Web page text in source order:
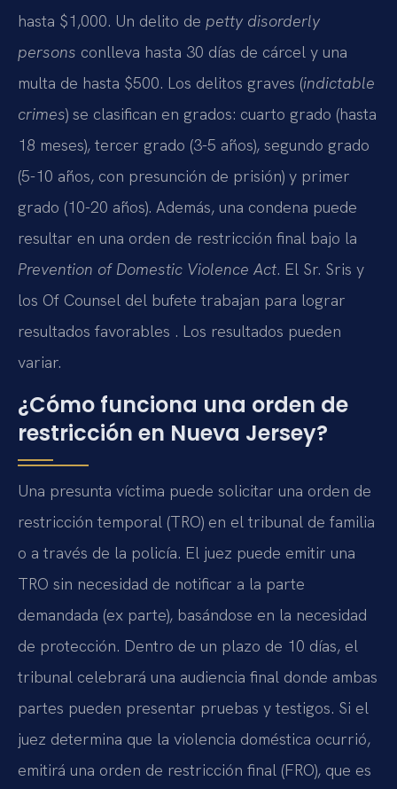
hasta $1,000. Un delito de petty disorderly
persons conlleva hasta 30 días de cárcel y una
multa de hasta $500. Los delitos graves (indictable
crimes) se clasifican en grados: cuarto grado (hasta
18 meses), tercer grado (3-5 años), segundo grado
(5-10 años, con presunción de prisión) y primer
grado (10-20 años). Además, una condena puede
resultar en una orden de restricción final bajo la
Prevention of Domestic Violence Act. El Sr. Sris y
los Of Counsel del bufete trabajan para lograr
resultados favorables . Los resultados pueden
variar.
¿Cómo funciona una orden de
restricción en Nueva Jersey?
Una presunta víctima puede solicitar una orden de
restricción temporal (TRO) en el tribunal de familia
o a través de la policía. El juez puede emitir una
TRO sin necesidad de notificar a la parte
demandada (ex parte), basándose en la necesidad
de protección. Dentro de un plazo de 10 días, el
tribunal celebrará una audiencia final donde ambas
partes pueden presentar pruebas y testigos. Si el
juez determina que la violencia doméstica ocurrió,
emitirá una orden de restricción final (FRO), que es